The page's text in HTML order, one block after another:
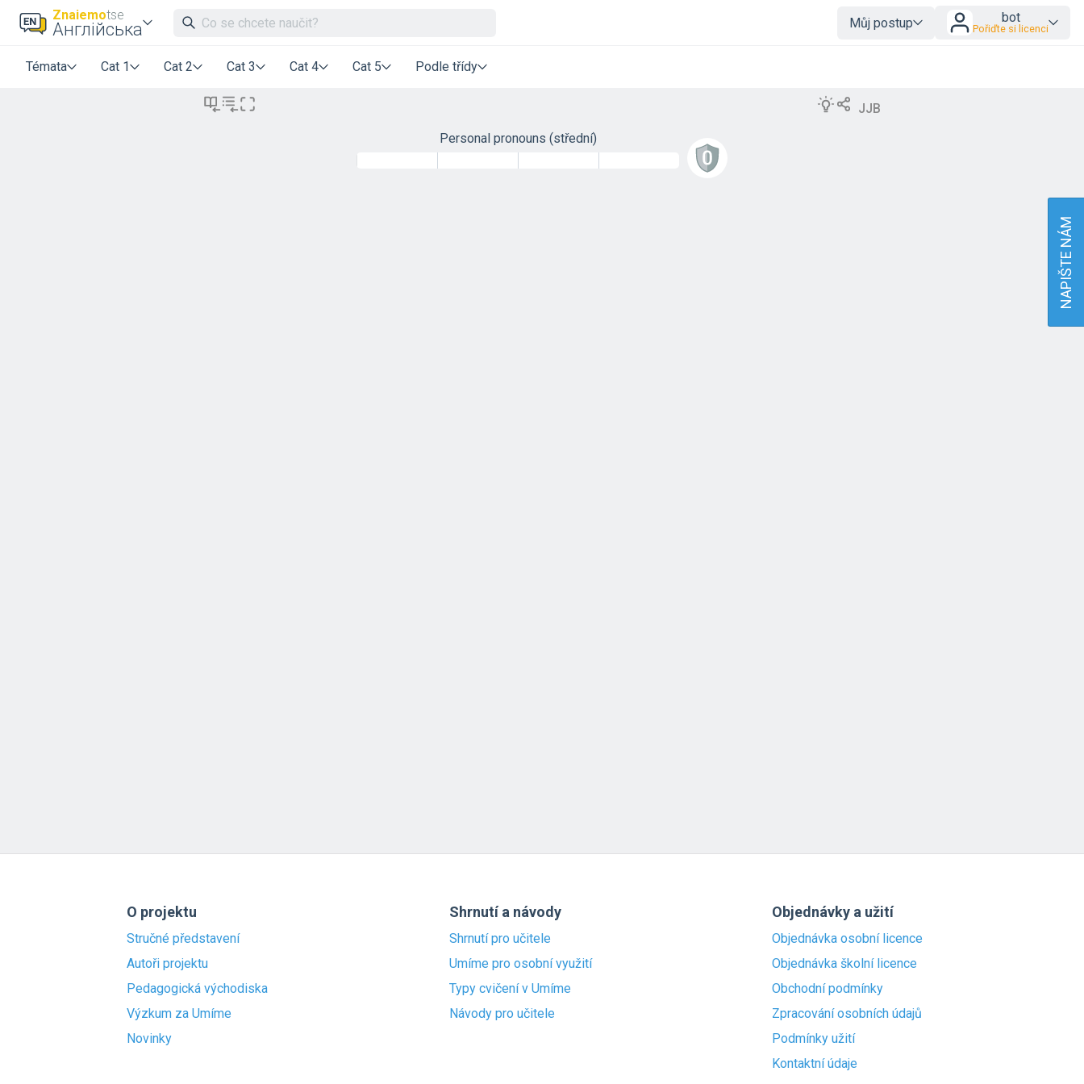
Znaiemotse
Англійська Můj postup bot
Pořiďte si licenci
Témata Cat 1 Cat 2 Cat 3 Cat 4 Cat 5 Podle třídy
JJB
Personal pronouns (střední)
O projektu
Stručné představení
Autoři projektu
Pedagogická východiska
Výzkum za Umíme
Novinky
Shrnutí a návody
Shrnutí pro učitele
Umíme pro osobní využití
Typy cvičení v Umíme
Návody pro učitele
Objednávky a užití
Objednávka osobní licence
Objednávka školní licence
Obchodní podmínky
Zpracování osobních údajů
Podmínky užití
Kontaktní údaje
NAPIŠTE NÁM